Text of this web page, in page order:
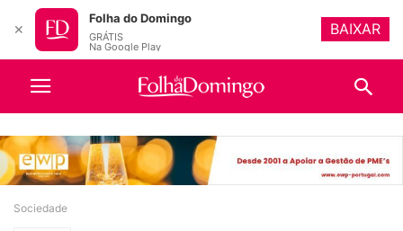
Sociedade
✕
Folha do Domingo
GRÁTIS
Na Google Play
BAIXAR